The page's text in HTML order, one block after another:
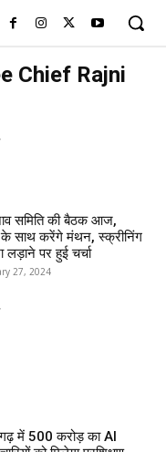
Chief Rajni
समिति की बैठक आज,
साथ करेंगे मंथन, स्क्रीनिंग
पर हुई चर्चा
27, 2024
में 500 करोड़ का AI